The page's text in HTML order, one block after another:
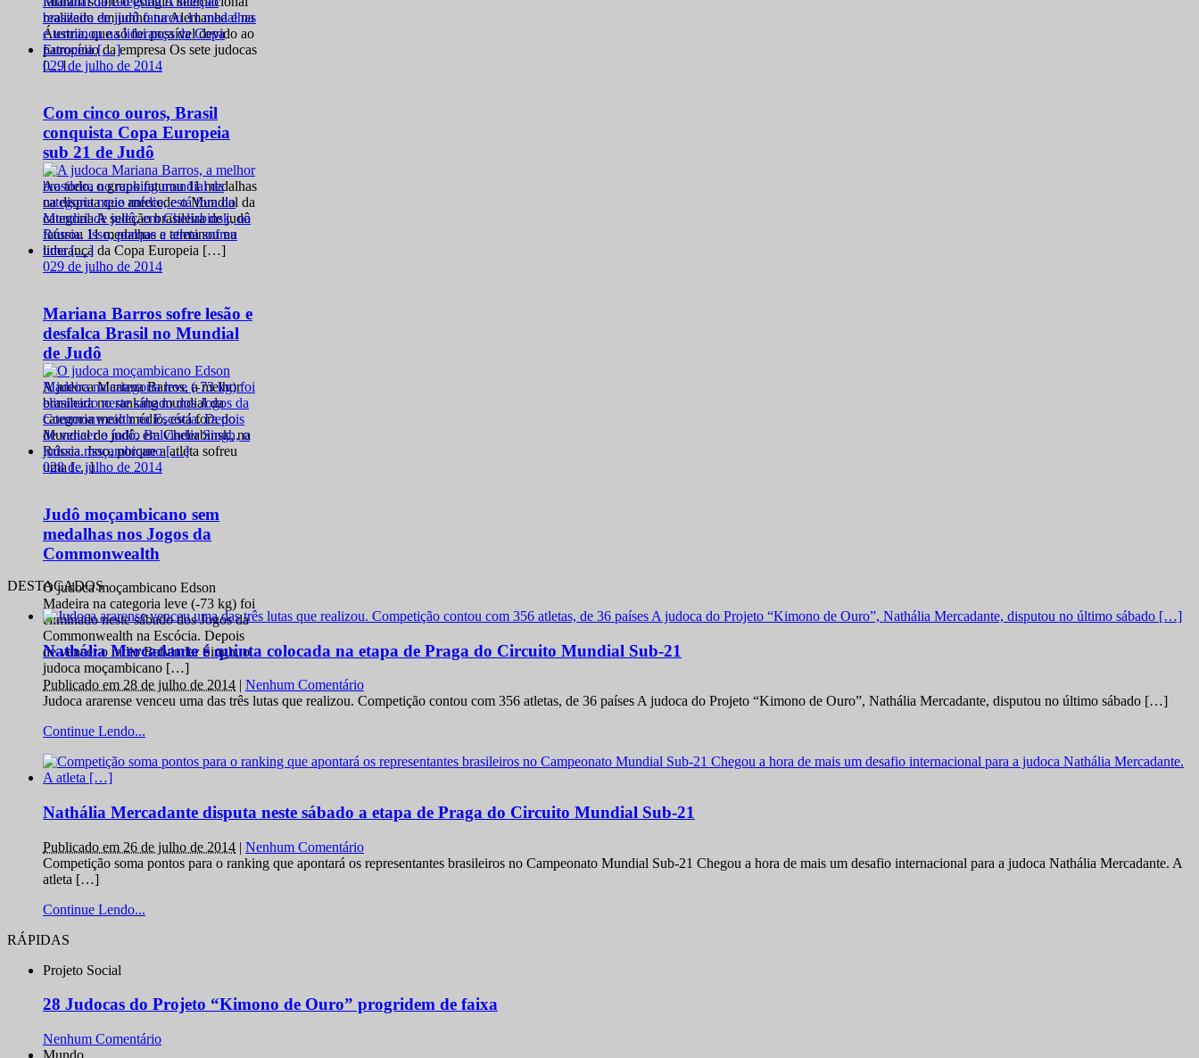
realizado em junho na Alemanha e na
Áustria, que só foi possível devido ao
patrocínio da empresa Os sete judocas
[…]
029 de julho de 2014
Com cinco ouros, Brasil
conquista Copa Europeia
sub 21 de Judô
Ao todo, o grupo faturou 11 medalhas
na disputa que antecede o Mundial da
categoria A seleção brasileira de judô
faturou 11 medalhas e terminou na
liderança da Copa Europeia […]
029 de julho de 2014
Mariana Barros sofre lesão e
desfalca Brasil no Mundial
de Judô
A judoca Mariana Barros, a melhor
brasileira no ranking mundial da
categoria meio médio, está fora do
Mundial de judô, em Cheliabinsk, na
Rússia. Isso, porque a atleta sofreu
uma […]
028 de julho de 2014
Judô moçambicano sem
medalhas nos Jogos da
Commonwealth
O judoca moçambicano Edson
Madeira na categoria leve (-73 kg) foi
eliminado neste sábado dos Jogos da
Commonwealth na Escócia. Depois
de vencer o índio Balvinder Singh, o
judoca moçambicano […]
DESTACADOS
Nathália Mercadante é quinta colocada na etapa de Praga do Circuito Mundial Sub-21
Publicado em 28 de julho de 2014 | Nenhum Comentário
Judoca ararense venceu uma das três lutas que realizou. Competição contou com 356 atletas, de 36 países A judoca do Projeto “Kimono de Ouro”, Nathália Mercadante, disputou no último sábado […]
Continue Lendo...
Nathália Mercadante disputa neste sábado a etapa de Praga do Circuito Mundial Sub-21
Publicado em 26 de julho de 2014 | Nenhum Comentário
Competição soma pontos para o ranking que apontará os representantes brasileiros no Campeonato Mundial Sub-21 Chegou a hora de mais um desafio internacional para a judoca Nathália Mercadante. A
atleta […]
Continue Lendo...
RÁPIDAS
Projeto Social
28 Judocas do Projeto “Kimono de Ouro” progridem de faixa
Nenhum Comentário
Mundo